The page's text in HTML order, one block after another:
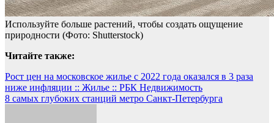
Используйте больше растений, чтобы создать ощущение
природности (Фото: Shutterstock)
Читайте также:
Навигация
по
Рост цен на московское жилье с 2022 года оказался в 3 раза
ниже инфляции :: Жилье :: РБК Недвижимость
8 самых глубоких станций метро Санкт-Петербурга